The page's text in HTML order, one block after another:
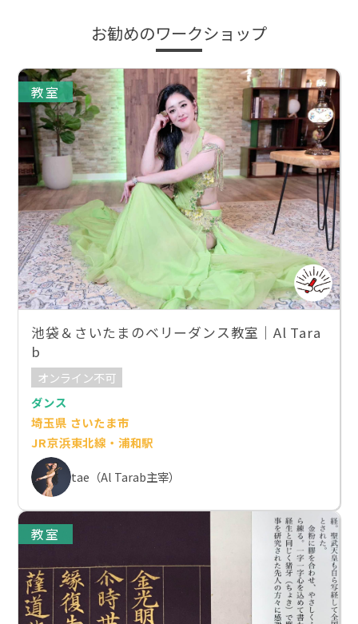
お勧めのワークショップ
教室
池袋＆さいたまのベリーダンス教室｜Al Tara
b
オンライン不可
ダンス
埼玉県 さいたま市
JR京浜東北線・浦和駅
tae（Al Tarab主宰）
教室